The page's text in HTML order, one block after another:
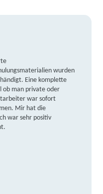
wurden
Eine komplette
ob man private oder
war sofort
Mir hat die
war sehr positiv